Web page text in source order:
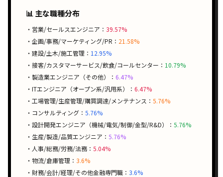
📊 主な職種分布
・営業/セールスエンジニア： 39.57%
・企画/事務/マーケティング/PR： 21.58%
・建設/土木/施工管理： 12.95%
・接客/カスタマーサービス/飲食/コールセンター： 10.79%
・製造業エンジニア（その他）： 6.47%
・ITエンジニア（オープン系/汎用系）： 6.47%
・工場管理/生産管理/購買調達/メンテナンス： 5.76%
・コンサルティング： 5.76%
・設計開発エンジニア（機械/電気/制御/金型/R&D）： 5.76%
・生産/製造/品質エンジニア： 5.76%
・人事/総務/労務/法務： 5.04%
・物流/倉庫管理： 3.6%
・財務/会計/経理/その他金融専門職： 3.6%